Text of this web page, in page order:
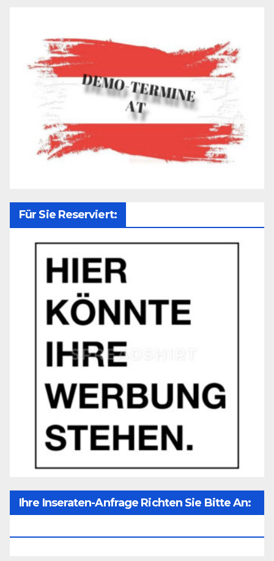
Für Sie Reserviert:
Ihre Inseraten-Anfrage Richten Sie Bitte An: